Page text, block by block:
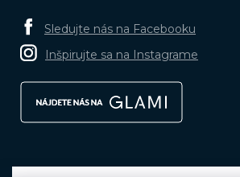
Sledujte nás na Facebooku
Inšpirujte sa na Instagrame